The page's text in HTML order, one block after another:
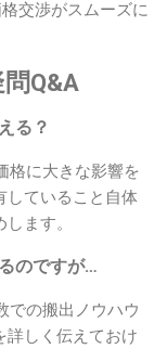
交渉がスムーズに
Q&A
る？
格に大きな影響を
していること自体
ます。
のですが…
での搬出ノウハウ
詳しく伝えておけ